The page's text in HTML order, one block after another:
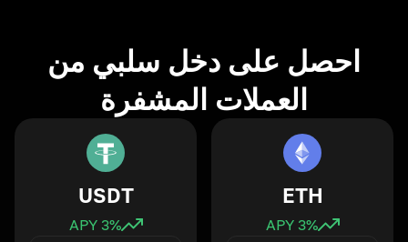
احصل على دخل سلبي من
العملات المشفرة
ETH
3% APY
USDT
3% APY